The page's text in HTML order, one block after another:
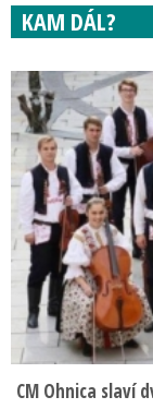
KAM DÁL?
CM Ohnica slaví